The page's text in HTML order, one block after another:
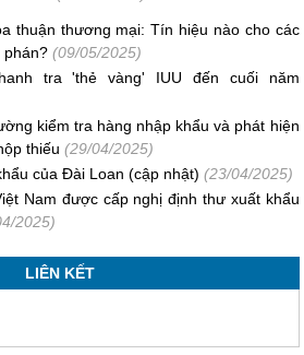
thuận thương mại: Tín hiệu nào cho các
phán? (09/05/2025)
tra 'thẻ vàng' IUU đến cuối năm
kiểm tra hàng nhập khẩu và phát hiện
thiếu (29/04/2025)
của Đài Loan (cập nhật) (23/04/2025)
Nam được cấp nghị định thư xuất khẩu
2025)
LIÊN KẾT